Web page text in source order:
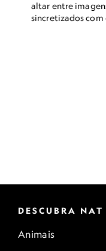
altar entre
sincretizados com
DESCUBRA NAT
Animais